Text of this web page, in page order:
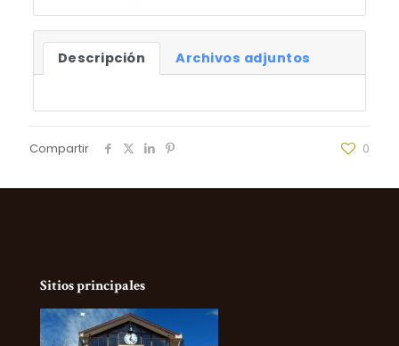
Descripción Archivos adjuntos
Compartir 0
Sitios principales